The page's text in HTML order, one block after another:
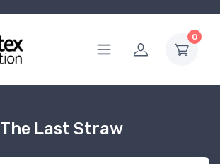
0
The Last Straw